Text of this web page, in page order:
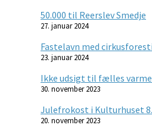
50.000 til Reerslev Smedje
27. januar 2024
Fastelavn med
23. januar 2024
Ikke udsigt til fælles
30. november 2023
Julefrokost i Kulturhuset
20. november 2023